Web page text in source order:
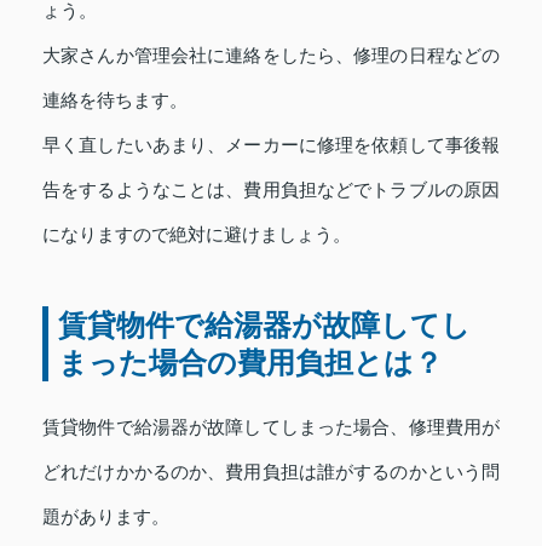
ょう。
大家さんか管理会社に連絡をしたら、修理の日程などの
連絡を待ちます。
早く直したいあまり、メーカーに修理を依頼して事後報
告をするようなことは、費用負担などでトラブルの原因
になりますので絶対に避けましょう。
賃貸物件で給湯器が故障してし
まった場合の費用負担とは？
賃貸物件で給湯器が故障してしまった場合、修理費用が
どれだけかかるのか、費用負担は誰がするのかという問
題があります。